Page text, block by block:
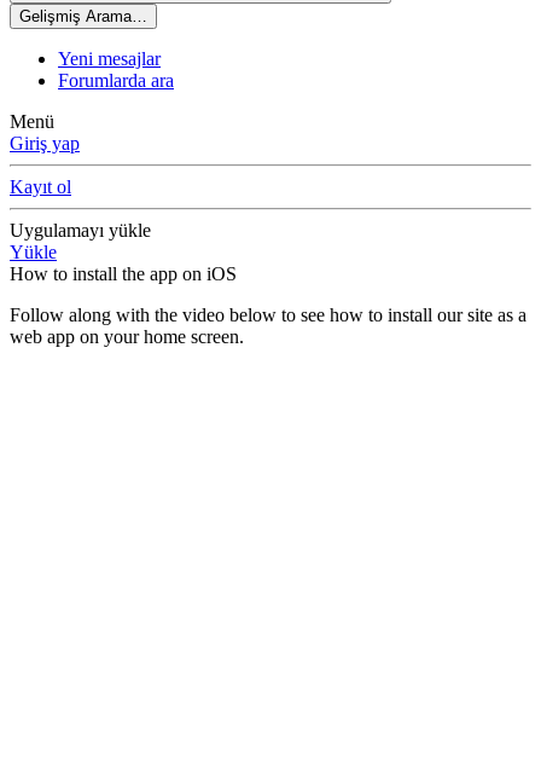
Gelişmiş Arama…
Yeni mesajlar
Forumlarda ara
Menü
Giriş yap
Kayıt ol
Uygulamayı yükle
Yükle
How to install the app on iOS
Follow along with the video below to see how to install our site as a
web app on your home screen.